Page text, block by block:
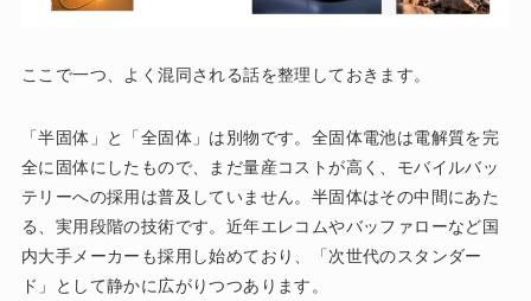
ここで一つ、よく混同される話を整理しておきます。
「半固体」と「全固体」は別物です。全固体電池は電解質を完
全に固体にしたもので、まだ量産コストが高く、モバイルバッ
テリーへの採用は普及していません。半固体はその中間にあた
る、実用段階の技術です。近年エレコムやバッファローなど国
内大手メーカーも採用し始めており、「次世代のスタンダー
ド」として静かに広がりつつあります。